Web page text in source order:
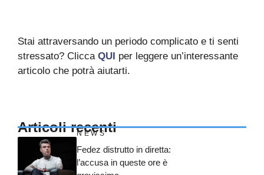
Stai attraversando un periodo complicato e ti senti
stressato? Clicca QUI per leggere un’interessante
articolo che potrà aiutarti.
Articoli recenti
NEWS
Fedez distrutto in diretta:
l’accusa in queste ore è